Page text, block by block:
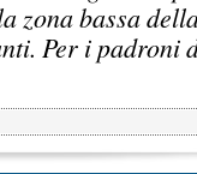
zona bassa
Per i padroni